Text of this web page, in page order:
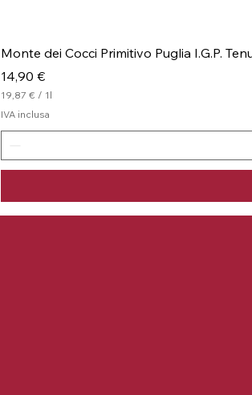
Monte dei Cocci Primitivo Puglia I.G.P.
Prezzo
14,90 €
19,87 € / 1l
9
,
7
IVA inclusa